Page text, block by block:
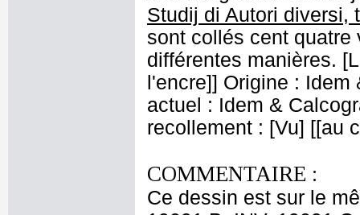
Studij di Autori diversi,
sont collés cent
différentes manières.
l'encre]] Origine :
actuel : Idem &
recollement : [Vu] [[au
COMMENTAIRE :
Ce dessin est sur le